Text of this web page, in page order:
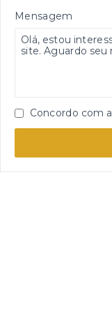
Mensagem
Concordo com a